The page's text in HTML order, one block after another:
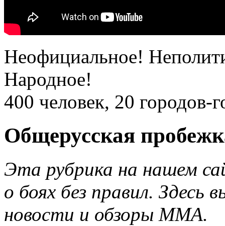
Неофициальное!
Народное!
400 человек, 20 городов-
Общерусская
Эта рубрика на нашем
о боях без правил.
новости и обзоры MMA.